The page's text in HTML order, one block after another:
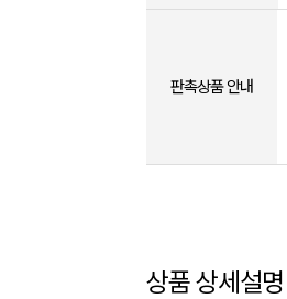
판촉상품 안내
상품 상세설명